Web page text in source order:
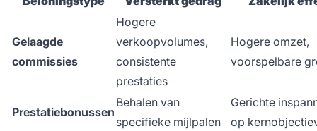
Gelaagde
commissies
Hogere
verkoopvolumes,
consistente
prestaties
Hogere omzet,
voorspelbare
Prestatiebonussen
Behalen van
specifieke mijlpalen
Gerichte
op